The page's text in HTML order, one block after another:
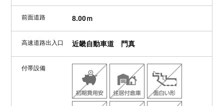
前面道路 8.00ｍ
高速道路出入口 近畿自動車道 門真
付帯設備